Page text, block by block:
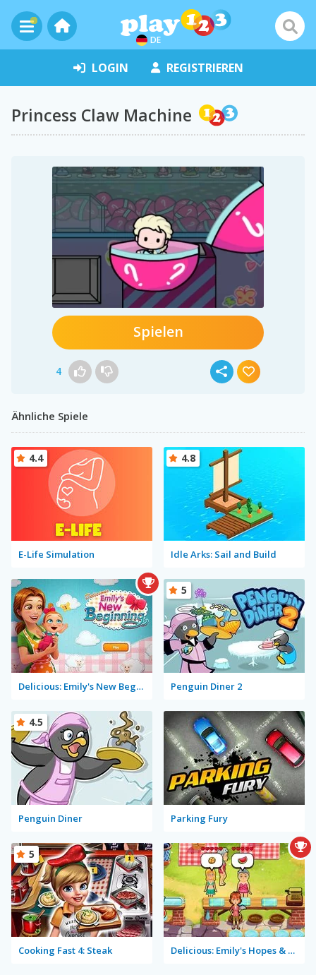
DE
LOGIN REGISTRIEREN
Princess Claw Machine
Spielen
4
Ähnliche Spiele
E-Life Simulation
4.4
Idle Arks: Sail and Build
4.8
Delicious: Emily's New Beginning Penguin Diner 2
5
Penguin Diner
4.5
Parking Fury
Cooking Fast 4: Steak
5
Delicious: Emily's Hopes & Fears